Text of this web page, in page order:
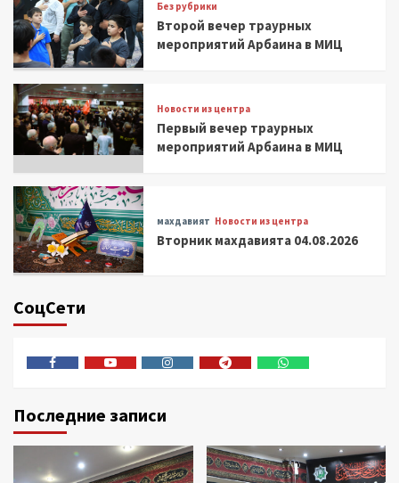
Без рубрики
Второй вечер траурных
мероприятий Арбаина в МИЦ
Новости из центра
Первый вечер траурных
мероприятий Арбаина в МИЦ
махдавият Новости из центра
Вторник махдавията 04.08.2026
СоцСети
Последние записи